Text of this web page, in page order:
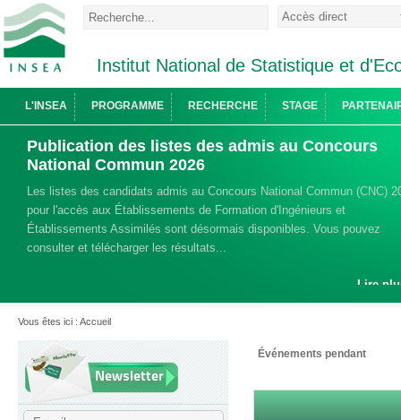
Institut National de Statistique et
L'INSEA PROGRAMME RECHERCHE STAGE
Publication des listes des admis au Concours
National Commun 2026
Les listes des candidats admis au Concours National Commun (CNC)
pour l'accès aux Établissements de Formation d'Ingénieurs et
Établissements Assimilés sont désormais disponibles. Vous pouvez
consulter et télécharger les résultats...
Lire
Vous êtes ici : Accueil
Newsletter
Événements pendant